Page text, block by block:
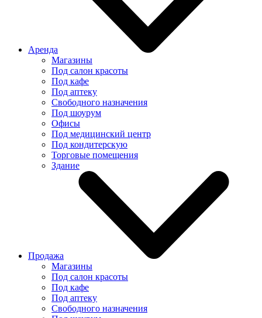
Аренда
Магазины
Под салон красоты
Под кафе
Под аптеку
Свободного назначения
Под шоурум
Офисы
Под медицинский центр
Под кондитерскую
Торговые помещения
Здание
Продажа
Магазины
Под салон красоты
Под кафе
Под аптеку
Свободного назначения